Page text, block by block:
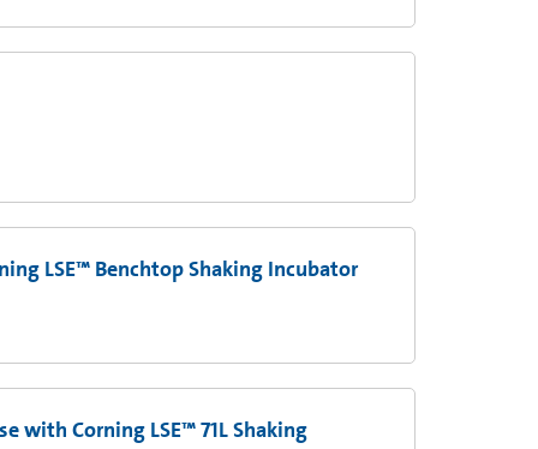
LSE™ Benchtop Shaking Incubator
with Corning LSE™ 71L Shaking